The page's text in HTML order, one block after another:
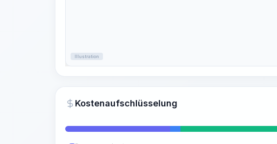
Illustration
Kostenaufschlüsselung